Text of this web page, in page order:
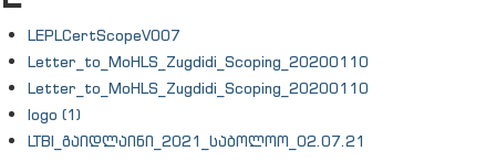
LEPLCertScopeV007
Letter_to_MoHLS_Zugdidi_Scoping_20200110
Letter_to_MoHLS_Zugdidi_Scoping_20200110
logo (1)
LTBI_გაიდლაინი_2021_საბოლოო_02.07.21